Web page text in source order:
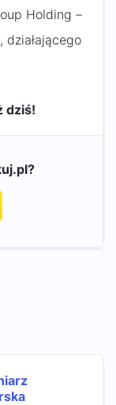
Holding –
działającego
dziś!